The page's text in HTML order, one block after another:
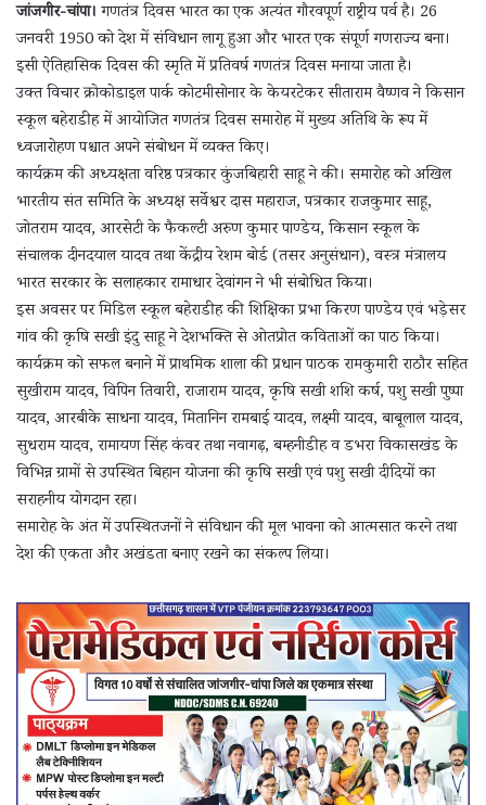
जांजगीर-चांपा। गणतंत्र दिवस भारत का एक अत्यंत गौरवपूर्ण राष्ट्रीय पर्व है। 26
जनवरी 1950 को देश में संविधान लागू हुआ और भारत एक संपूर्ण गणराज्य बना।
इसी ऐतिहासिक दिवस की स्मृति में प्रतिवर्ष गणतंत्र दिवस मनाया जाता है।
उक्त विचार क्रोकोडाइल पार्क कोटमीसोनार के केयरटेकर सीताराम वैष्णव ने किसान
स्कूल बहेराडीह में आयोजित गणतंत्र दिवस समारोह में मुख्य अतिथि के रूप में
ध्वजारोहण पश्चात अपने संबोधन में व्यक्त किए।
कार्यक्रम की अध्यक्षता वरिष्ठ पत्रकार कुंजबिहारी साहू ने की। समारोह को अखिल
भारतीय संत समिति के अध्यक्ष सर्वेश्वर दास महाराज, पत्रकार राजकुमार साहू,
जोतराम यादव, आरसेटी के फैकल्टी अरुण कुमार पाण्डेय, किसान स्कूल के
संचालक दीनदयाल यादव तथा केंद्रीय रेशम बोर्ड (तसर अनुसंधान), वस्त्र मंत्रालय
भारत सरकार के सलाहकार रामाधार देवांगन ने भी संबोधित किया।
इस अवसर पर मिडिल स्कूल बहेराडीह की शिक्षिका प्रभा किरण पाण्डेय एवं भड़ेसर
गांव की कृषि सखी इंदु साहू ने देशभक्ति से ओतप्रोत कविताओं का पाठ किया।
कार्यक्रम को सफल बनाने में प्राथमिक शाला की प्रधान पाठक रामकुमारी राठौर सहित
सुखीराम यादव, विपिन तिवारी, राजाराम यादव, कृषि सखी शशि कर्ष, पशु सखी पुष्पा
यादव, आरबीके साधना यादव, मितानिन रामबाई यादव, लक्ष्मी यादव, बाबूलाल यादव,
सुधराम यादव, रामायण सिंह कंवर तथा नवागढ़, बम्हनीडीह व डभरा विकासखंड के
विभिन्न ग्रामों से उपस्थित बिहान योजना की कृषि सखी एवं पशु सखी दीदियों का
सराहनीय योगदान रहा।
समारोह के अंत में उपस्थितजनों ने संविधान की मूल भावना को आत्मसात करने तथा
देश की एकता और अखंडता बनाए रखने का संकल्प लिया।